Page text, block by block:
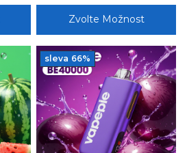
Zvolte Možnost
sleva 66%